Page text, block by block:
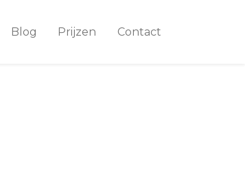
Blog Prijzen Contact